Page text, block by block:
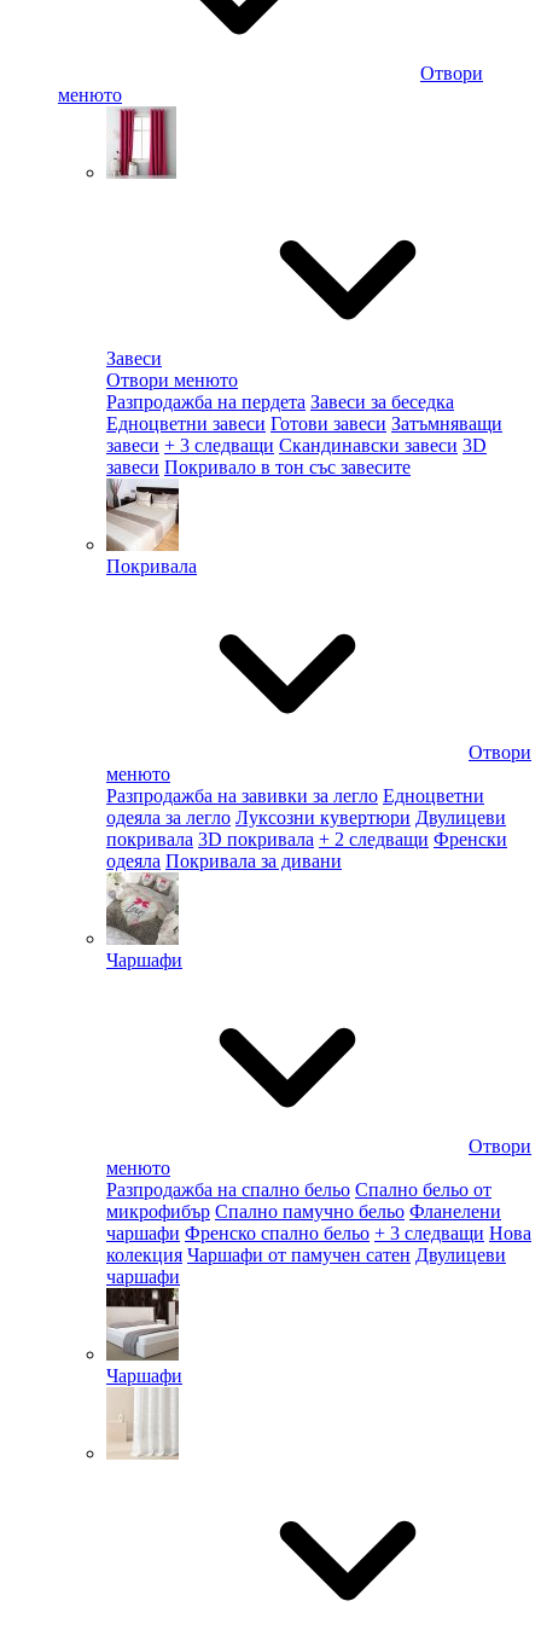
Отвори
менюто
Завеси
Отвори менюто
Разпродажба на пердета Завеси за беседка
Едноцветни завеси Готови завеси Затъмняващи
завеси + 3 следващи Скандинавски завеси 3D
завеси Покривало в тон със завесите
Покривала
Отвори
менюто
Разпродажба на завивки за легло Едноцветни
одеяла за легло Луксозни кувертюри Двулицеви
покривала 3D покривала + 2 следващи Френски
одеяла Покривала за дивани
Чаршафи
Отвори
менюто
Разпродажба на спално бельо Спално бельо от
микрофибър Спално памучно бельо Фланелени
чаршафи Френско спално бельо + 3 следващи Нова
колекция Чаршафи от памучен сатен Двулицеви
чаршафи
Чаршафи